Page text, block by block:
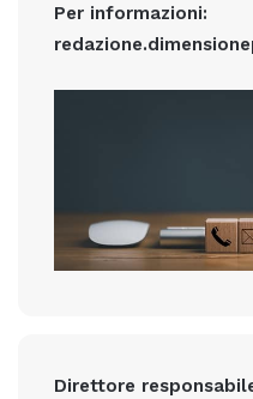
Per informazioni:
Direttore